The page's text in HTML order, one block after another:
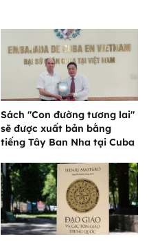
Sách "Con đường tương lai"
sẽ được xuất bản bằng
tiếng Tây Ban Nha tại Cuba